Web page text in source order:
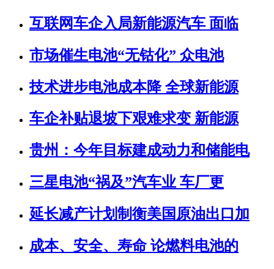
互联网车企入局新能源汽车 面临
市场催生电池“无钴化” 众电池
技术进步电池成本降 全球新能源
车企补贴退坡下艰难求变 新能源
贵州：今年目标建成动力和储能电
三星电池“祸及”汽车业 车厂更
延长减产计划制衡美国原油出口加
成本、安全、寿命 论燃料电池的